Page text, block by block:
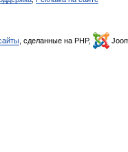
, сделанные на PHP,